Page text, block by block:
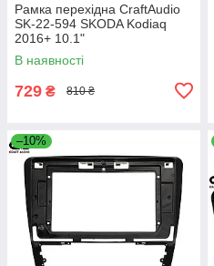
Рамка перехідна CraftAudio
SK-22-594 SKODA Kodiaq
2016+ 10.1"
В наявності
729 ₴ 810 ₴
–10%